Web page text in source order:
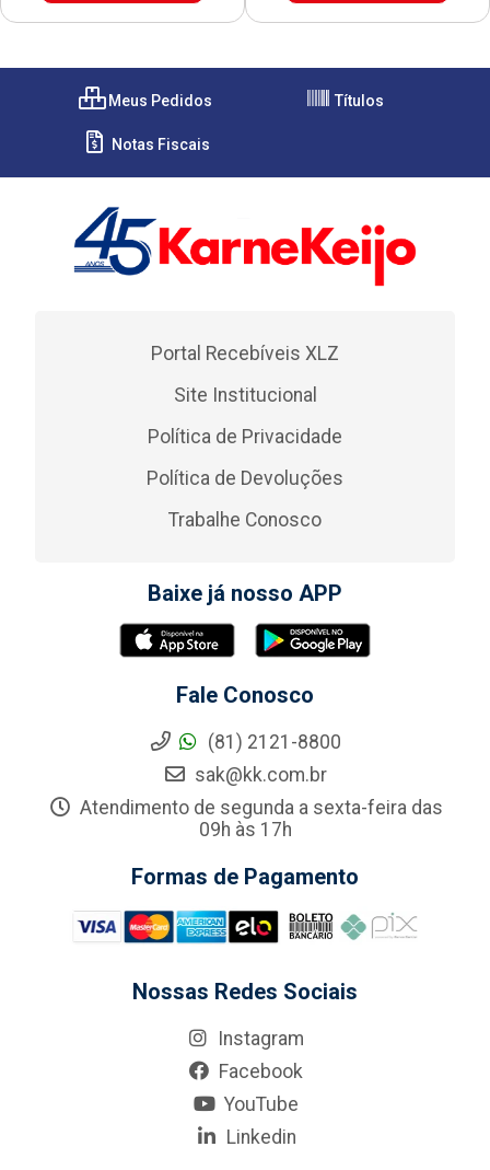
Meus Pedidos Títulos
Notas Fiscais
Portal Recebíveis XLZ
Site Institucional
Política de Privacidade
Política de Devoluções
Trabalhe Conosco
Baixe já nosso APP
Fale Conosco
(81) 2121-8800
sak@kk.com.br
Atendimento de segunda a sexta-feira das
09h às 17h
Formas de Pagamento
Nossas Redes Sociais
Instagram
Facebook
YouTube
Linkedin